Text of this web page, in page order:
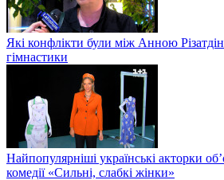
Які конфлікти були між Анною
гімнастики
Найпопулярніші українські акторки
комедії «Сильні, слабкі жінки»